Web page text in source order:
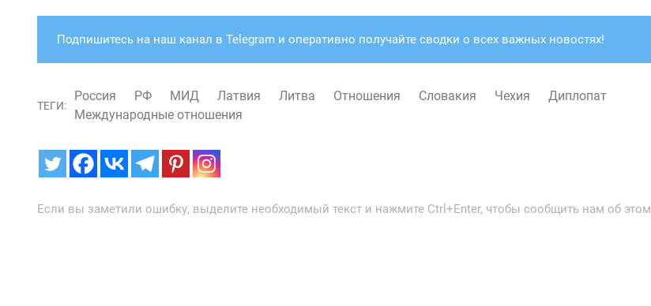
Подпишитесь на наш канал в Telegram и оперативно получайте сводки о всех важных новостях!
ТЕГИ:
Россия РФ МИД Латвия Литва Отношения Словакия Чехия
Диплопат
Международные отношения
Если вы заметили ошибку, выделите необходимый текст и нажмите Ctrl+Enter, чтобы сообщить нам об этом